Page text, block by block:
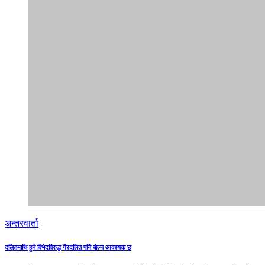
अन्तरवार्ता
दलितमाथि हुने विभेदविरुद्ध गैरदलित पनि बोल्न आवश्यक छ